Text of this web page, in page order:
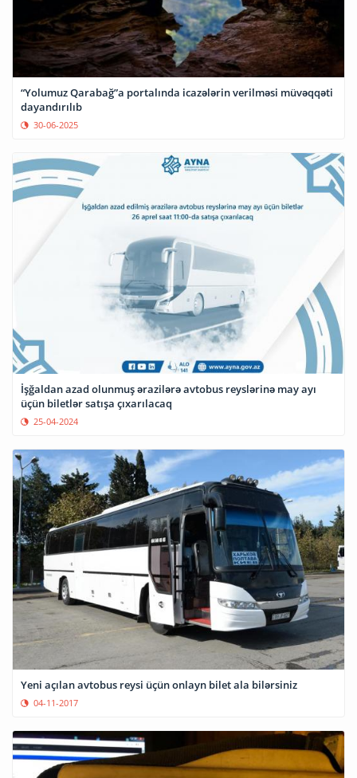
“Yolumuz Qarabağ”a portalında icazələrin verilməsi müvəqqəti
dayandırılıb
30-06-2025
İşğaldan azad olunmuş ərazilərə avtobus reyslərinə may ayı
üçün biletlər satışa çıxarılacaq
25-04-2024
Yeni açılan avtobus reysi üçün onlayn bilet ala bilərsiniz
04-11-2017